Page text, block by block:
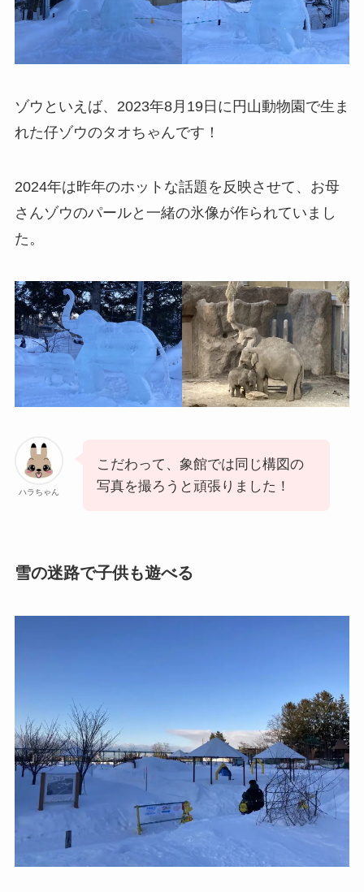
ゾウといえば、2023年8月19日に円山動物園で生ま
れた仔ゾウのタオちゃんです！
2024年は昨年のホットな話題を反映させて、お母
さんゾウのパールと一緒の氷像が作られていまし
た。
ハラちゃん
こだわって、象館では同じ構図の
写真を撮ろうと頑張りました！
雪の迷路で子供も遊べる